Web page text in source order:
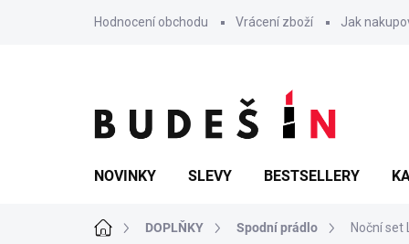
Hodnocení obchodu Vrácení zboží Jak
NOVINKY SLEVY BESTSELLERY
Domů DOPLŇKY Spodní prádlo Noční set